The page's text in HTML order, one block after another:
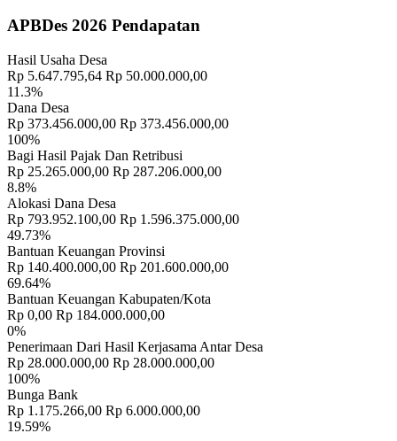
Ketahanan Masyarakat Desa 23 Juni 2018
Pelatihan Ternak Babi Desa Sulahan
"TRADISI MEMASAR DESA PAKRAMAN TANGGAHAN
PEKEN" 15 November 2018
Rapat Koprdinasi BKK Subak
Tergerus Longsor, Rumah Warga Tanggahan Peken Jebol
2026
MUSRENBANG DESA SULAHAN 29 September 2022
PENYALURAN PAKET SEMBAKO DARI KEMENKUMHAM
30 Juli 2021
APBDes 2026 Pendapatan
Hasil Usaha Desa
Rp 5.647.795,64 Rp 50.000.000,00
11.3%
Dana Desa
Rp 373.456.000,00 Rp 373.456.000,00
100%
Bagi Hasil Pajak Dan Retribusi
Rp 25.265.000,00 Rp 287.206.000,00
8.8%
Alokasi Dana Desa
Rp 793.952.100,00 Rp 1.596.375.000,00
49.73%
Bantuan Keuangan Provinsi
Rp 140.400.000,00 Rp 201.600.000,00
69.64%
Bantuan Keuangan Kabupaten/Kota
Rp 0,00 Rp 184.000.000,00
0%
Penerimaan Dari Hasil Kerjasama Antar Desa
Rp 28.000.000,00 Rp 28.000.000,00
100%
Bunga Bank
Rp 1.175.266,00 Rp 6.000.000,00
19.59%